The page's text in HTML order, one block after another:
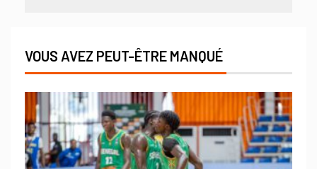
VOUS AVEZ PEUT-ÊTRE MANQUÉ